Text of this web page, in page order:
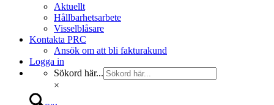
Aktuellt
Hållbarhetsarbete
Visselblåsare
Kontakta PRC
Ansök om att bli fakturakund
Logga in
Sökord här...
×